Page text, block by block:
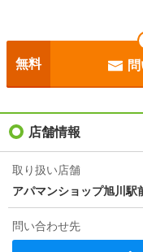
階建 2階/4階建
向き
住所
目安光熱費
入居
損保 要
保証会社
無料
店舗情報
取り扱い店舗
アパマンショップ旭川駅
問い合わせ先